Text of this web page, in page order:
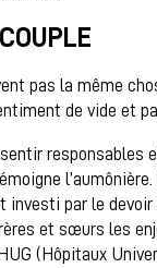
pas la même
de vide et
responsables
par le devoir
et sœurs les
(Hôpitaux